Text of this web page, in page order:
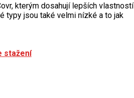
kterým dosahují lepších vlastností
typy jsou také velmi nízké a to jak
stažení